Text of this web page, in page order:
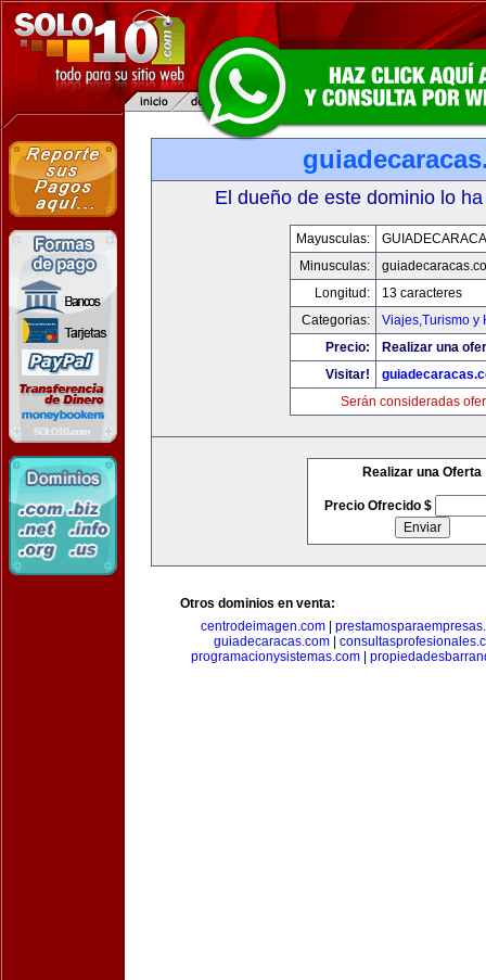
El dueño de este dominio lo
Mayusculas:
Minusculas:
Longitud:
13 caracteres
Categorias:
Viajes,Turismo y
Precio:
Realizar una
Visitar!
Serán consideradas
Realizar una Oferta
Precio Ofrecido $
Otros dominios en venta:
centrodeimagen.com
guiadecaracas.com
programacionysistemas.com|